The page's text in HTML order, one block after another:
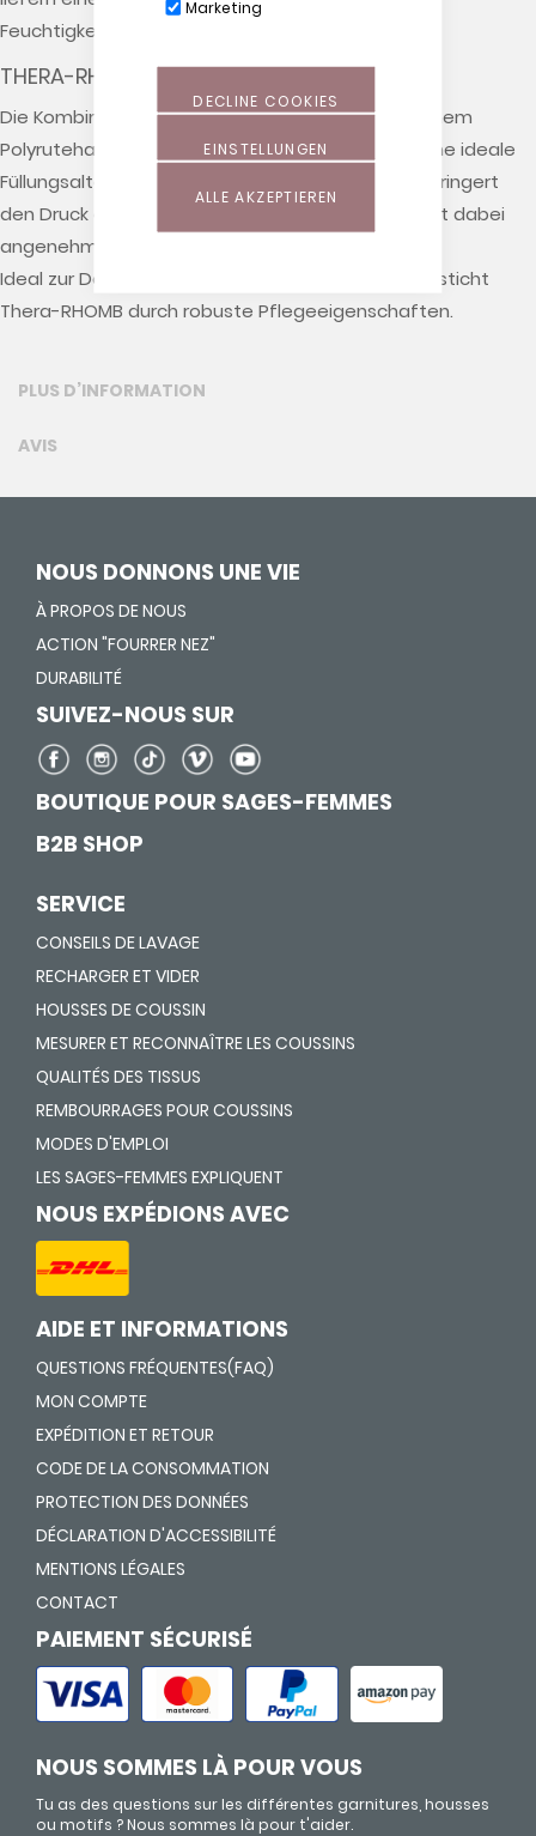
Marketing
ALLE AKZEPTIEREN
EINSTELLUNGEN
DECLINE COOKIES
Feuchtigkeitstransport.
THERA-RHOMB®
Die Kombination aus rhombenförmig geschnittenem
Polyrutehanschaum mit EPPKügelchen schafft eine ideale
Füllungsalternative. Eine hohe Punktelastizität verringert
den Druck auf die gelagerten Körperstellen und ist dabei
angenehm weich.
Ideal zur Dekubitusprophylaxe. Darüber hinaus besticht
Thera-RHOMB durch robuste Pflegeeigenschaften.
PLUS D’INFORMATION
AVIS
NOUS DONNONS UNE VIE
À PROPOS DE NOUS
ACTION "FOURRER NEZ"
DURABILITÉ
SUIVEZ-NOUS SUR
BOUTIQUE POUR SAGES-FEMMES
B2B SHOP
SERVICE
CONSEILS DE LAVAGE
RECHARGER ET VIDER
HOUSSES DE COUSSIN
MESURER ET RECONNAÎTRE LES COUSSINS
QUALITÉS DES TISSUS
REMBOURRAGES POUR COUSSINS
MODES D'EMPLOI
LES SAGES-FEMMES EXPLIQUENT
NOUS EXPÉDIONS AVEC
AIDE ET INFORMATIONS
QUESTIONS FRÉQUENTES(FAQ)
MON COMPTE
EXPÉDITION ET RETOUR
CODE DE LA CONSOMMATION
PROTECTION DES DONNÉES
DÉCLARATION D'ACCESSIBILITÉ
MENTIONS LÉGALES
CONTACT
PAIEMENT SÉCURISÉ
NOUS SOMMES LÀ POUR VOUS
Tu as des questions sur les différentes garnitures, housses
ou motifs ? Nous sommes là pour t'aider.